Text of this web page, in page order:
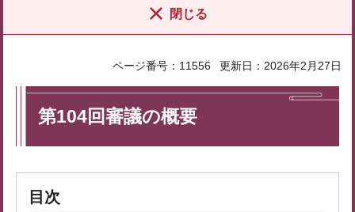
閉じる
ページ番号：11556 更新日：2026年2月27日
第104回審議の概要
目次